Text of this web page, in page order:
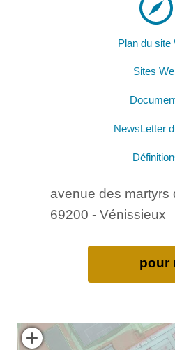
Plan du site
Sites
NewsLetter
avenue des martyrs
69200 - Vénissieux
pour